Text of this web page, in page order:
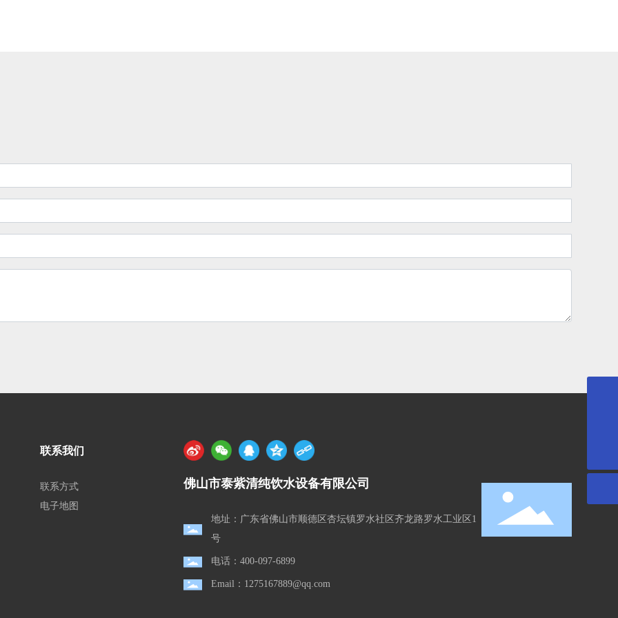
联系我们
联系方式
电子地图
佛山市泰紫清纯饮水设备有限公司
地址：广东省佛山市顺德区杏坛镇罗水社区齐龙路罗水工业区1
号
电话：400-097-6899
Email：1275167889@qq.com